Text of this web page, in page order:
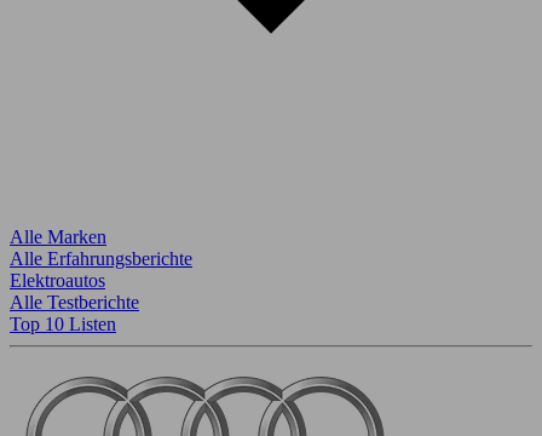
Alle Marken
Alle Erfahrungsberichte
Elektroautos
Alle Testberichte
Top 10 Listen